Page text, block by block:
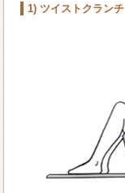
1) ツイストクランチ